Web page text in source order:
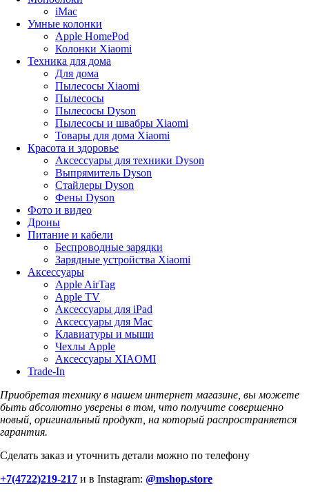
iMac
Умные колонки
Apple HomePod
Колонки Xiaomi
Техника для дома
Для дома
Пылесосы Xiaomi
Пылесосы
Пылесосы Dyson
Пылесосы и швабры Xiaomi
Товары для дома Xiaomi
Красота и здоровье
Аксессуары для техники Dyson
Выпрямитель Dyson
Стайлеры Dyson
Фены Dyson
Фото и видео
Дроны
Питание и кабели
Беспроводные зарядки
Зарядные устройства Xiaomi
Аксессуары
Apple AirTag
Apple TV
Аксессуары для iPad
Аксессуары для Mac
Клавиатуры и мыши
Чехлы Apple
Аксессуары XIAOMI
Trade-In
Приобретая технику в нашем интернет магазине, вы можете
быть абсолютно уверены в том, что получите совершенно
новый, оригинальный продукт, на который распространяется
гарантия.
Сделать заказ и уточнить детали можно по телефону
+7(4722)219-217 и в Instagram: @mshop.store